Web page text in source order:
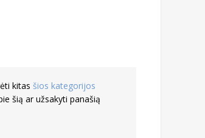
kitasšios kategorijos
šią ar užsakyti panašią